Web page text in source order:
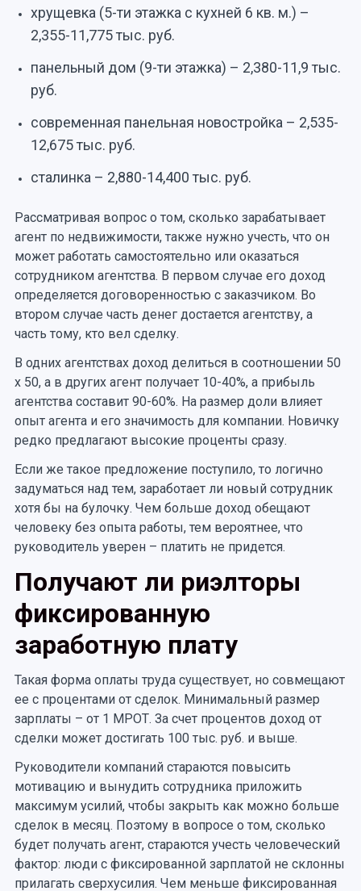
хрущевка (5-ти этажка с кухней 6 кв. м.) –
2,355-11,775 тыс. руб.
панельный дом (9-ти этажка) – 2,380-11,9 тыс.
руб.
современная панельная новостройка – 2,535-
12,675 тыс. руб.
сталинка – 2,880-14,400 тыс. руб.
Рассматривая вопрос о том, сколько зарабатывает
агент по недвижимости, также нужно учесть, что он
может работать самостоятельно или оказаться
сотрудником агентства. В первом случае его доход
определяется договоренностью с заказчиком. Во
втором случае часть денег достается агентству, а
часть тому, кто вел сделку.
В одних агентствах доход делиться в соотношении 50
х 50, а в других агент получает 10-40%, а прибыль
агентства составит 90-60%. На размер доли влияет
опыт агента и его значимость для компании. Новичку
редко предлагают высокие проценты сразу.
Если же такое предложение поступило, то логично
задуматься над тем, заработает ли новый сотрудник
хотя бы на булочку. Чем больше доход обещают
человеку без опыта работы, тем вероятнее, что
руководитель уверен – платить не придется.
Получают ли риэлторы
фиксированную
заработную плату
Такая форма оплаты труда существует, но совмещают
ее с процентами от сделок. Минимальный размер
зарплаты – от 1 МРОТ. За счет процентов доход от
сделки может достигать 100 тыс. руб. и выше.
Руководители компаний стараются повысить
мотивацию и вынудить сотрудника приложить
максимум усилий, чтобы закрыть как можно больше
сделок в месяц. Поэтому в вопросе о том, сколько
будет получать агент, стараются учесть человеческий
фактор: люди с фиксированной зарплатой не склонны
прилагать сверхусилия. Чем меньше фиксированная